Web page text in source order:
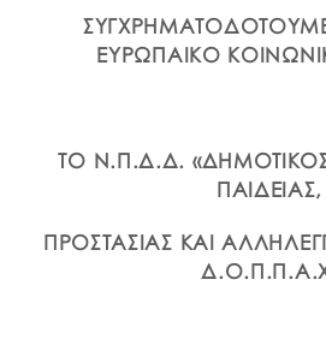
ΕΥΡΩΠΑΙΚΟ
ΤΟ Ν.Π.Δ.Δ.
ΠΑΙΔΕΙΑΣ,
ΠΡΟΣΤΑΣΙΑΣ ΚΑΙ